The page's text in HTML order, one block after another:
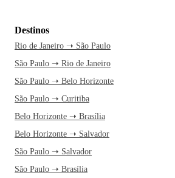
Destinos
Rio de Janeiro ➝ São Paulo
São Paulo ➝ Rio de Janeiro
São Paulo ➝ Belo Horizonte
São Paulo ➝ Curitiba
Belo Horizonte ➝ Brasília
Belo Horizonte ➝ Salvador
São Paulo ➝ Salvador
São Paulo ➝ Brasília